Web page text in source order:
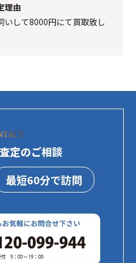
理由
いして8000円にて買取致し
定のご相談
最短60分で訪問